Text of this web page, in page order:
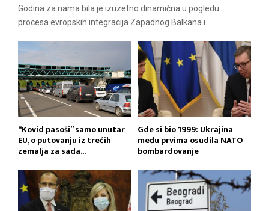
Godina za nama bila je izuzetno dinamična u pogledu
procesa evropskih integracija Zapadnog Balkana i...
“Kovid pasoši” samo unutar
EU, o putovanju iz trećih
zemalja za sada...
Gde si bio 1999: Ukrajina
među prvima osudila NATO
bombardovanje